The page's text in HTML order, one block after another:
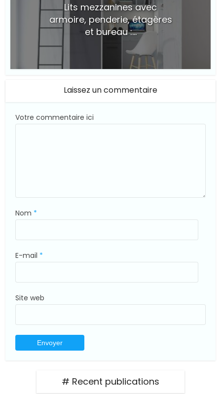
Lits mezzanines avec
armoire, penderie, étagères
et bureau :...
Laissez un commentaire
Votre commentaire ici
Nom *
E-mail *
Site web
# Recent publications